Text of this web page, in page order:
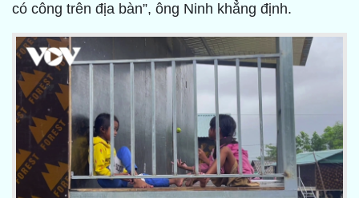
có công trên địa bàn”, ông Ninh khẳng định.